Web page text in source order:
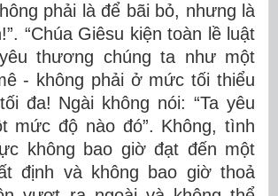
phải là để bãi bỏ, nhưng là
“Chúa Giêsu kiện toàn lề luật
thương chúng ta như một
- không phải ở mức tối thiểu
đa! Ngài không nói: “Ta yêu
mức độ nào đó”. Không, tình
không bao giờ đạt đến một
định và không bao giờ thoả